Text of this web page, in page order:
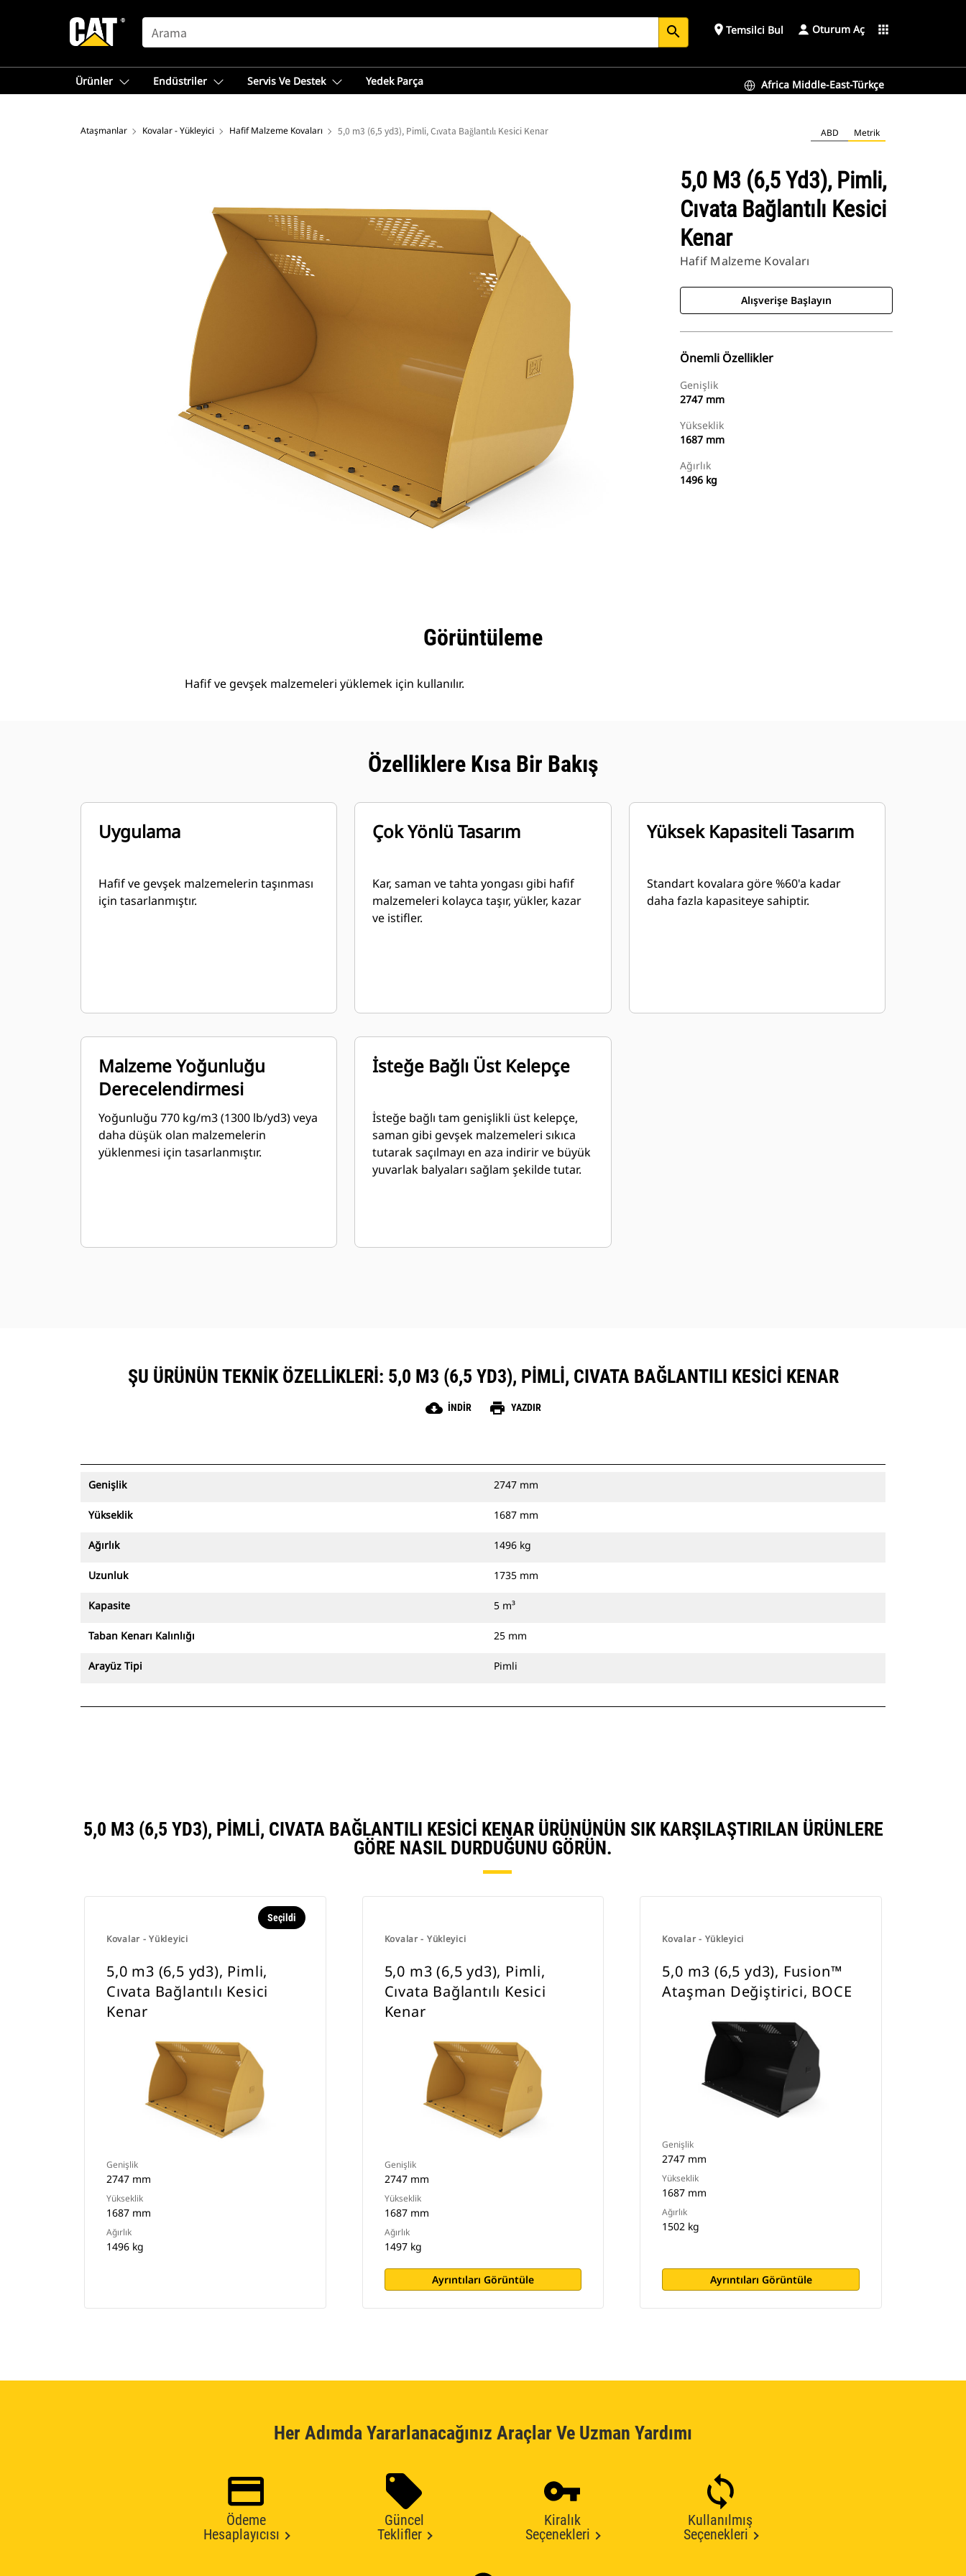
SEARCH search place Temsilci Bul Oturum Aç apps
Ürünler Endüstriler Servis Ve Destek Yedek Parça Africa Middle-East-Türkçe
Ataşmanlar Kovalar - Yükleyici Hafif Malzeme Kovaları 5,0 m3 (6,5 yd3), Pimli, Cıvata Bağlantılı Kesici Kenar ABD Metrik
5,0 M3 (6,5 Yd3), Pimli,
Cıvata Bağlantılı Kesici
Kenar
Hafif Malzeme Kovaları
Alışverişe Başlayın
Önemli Özellikler
Genişlik
2747 mm
Yükseklik
1687 mm
Ağırlık
1496 kg
Görüntüleme
Hafif ve gevşek malzemeleri yüklemek için kullanılır.
Özelliklere Kısa Bir Bakış
Uygulama
Hafif ve gevşek malzemelerin taşınması
için tasarlanmıştır.
Çok Yönlü Tasarım
Kar, saman ve tahta yongası gibi hafif
malzemeleri kolayca taşır, yükler, kazar
ve istifler.
Yüksek Kapasiteli Tasarım
Standart kovalara göre %60'a kadar
daha fazla kapasiteye sahiptir.
Malzeme Yoğunluğu
Derecelendirmesi
Yoğunluğu 770 kg/m3 (1300 lb/yd3) veya
daha düşük olan malzemelerin
yüklenmesi için tasarlanmıştır.
İsteğe Bağlı Üst Kelepçe
İsteğe bağlı tam genişlikli üst kelepçe,
saman gibi gevşek malzemeleri sıkıca
tutarak saçılmayı en aza indirir ve büyük
yuvarlak balyaları sağlam şekilde tutar.
ŞU ÜRÜNÜN TEKNIK ÖZELLIKLERI: 5,0 M3 (6,5 YD3), PIMLI, CIVATA BAĞLANTILI KESICI KENAR
cloud_download İNDIR print YAZDIR
Genişlik 2747 mm
Yükseklik 1687 mm
Ağırlık 1496 kg
Uzunluk 1735 mm
Kapasite 5 m³
Taban Kenarı Kalınlığı 25 mm
Arayüz Tipi Pimli
5,0 M3 (6,5 YD3), PIMLI, CIVATA BAĞLANTILI KESICI KENAR ÜRÜNÜNÜN SIK KARŞILAŞTIRILAN ÜRÜNLERE
GÖRE NASIL DURDUĞUNU GÖRÜN.
Kovalar - Yükleyici
Seçildi
5,0 m3 (6,5 yd3), Pimli,
Cıvata Bağlantılı Kesici
Kenar
Genişlik
2747 mm
Yükseklik
1687 mm
Ağırlık
1496 kg
Kovalar - Yükleyici
5,0 m3 (6,5 yd3), Pimli,
Cıvata Bağlantılı Kesici
Kenar
Genişlik
2747 mm
Yükseklik
1687 mm
Ağırlık
1497 kg
Ayrıntıları Görüntüle
Kovalar - Yükleyici
5,0 m3 (6,5 yd3), Fusion™
Ataşman Değiştirici, BOCE
Genişlik
2747 mm
Yükseklik
1687 mm
Ağırlık
1502 kg
Ayrıntıları Görüntüle
Her Adımda Yararlanacağınız Araçlar Ve Uzman Yardımı
Ödeme
Hesaplayıcısı
Güncel
Teklifler
Kiralık
Seçenekleri
Kullanılmış
Seçenekleri